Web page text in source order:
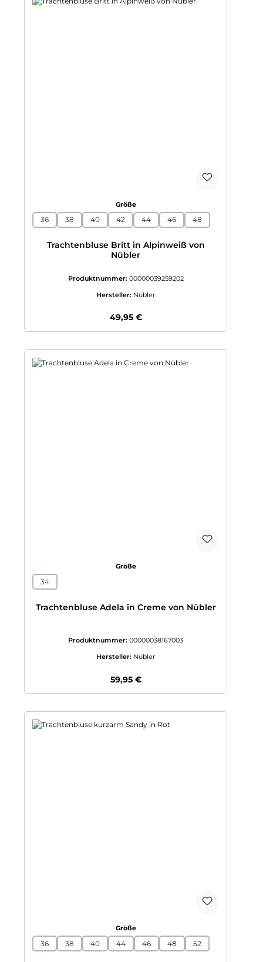
Größeauswählen
36 38 40 42 44 46 48
Trachtenbluse Britt in Alpinweiß von
Nübler
Produktnummer: 00000039259202
Hersteller: Nübler
Regulärer Preis:
49,95 €
Größeauswählen
34
Trachtenbluse Adela in Creme von Nübler
Produktnummer: 00000038167003
Hersteller: Nübler
Regulärer Preis:
59,95 €
Größeauswählen
36 38 40 44 46 48 52